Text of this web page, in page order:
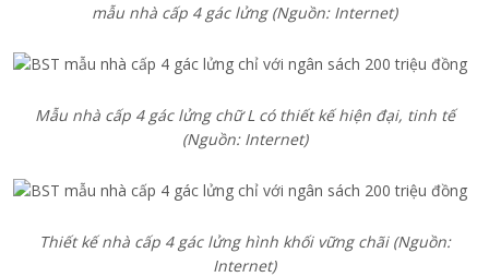
mẫu nhà cấp 4 gác lửng (Nguồn: Internet)
Mẫu nhà cấp 4 gác lửng chữ L có thiết kế hiện đại, tinh tế
(Nguồn: Internet)
Thiết kế nhà cấp 4 gác lửng hình khối vững chãi (Nguồn:
Internet)